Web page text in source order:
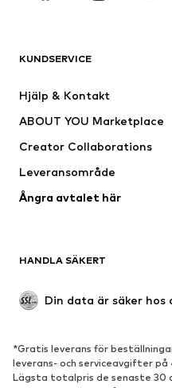
Nytt
Underkläder
Kappor
Badkläder
Upcycling
Sneakers
KUNDSERVICE
Hjälp & Kontakt
ABOUT YOU Marketplace
Creator Collaborations
Leveransområde
Ångra avtalet här
HANDLA SÄKERT
Din data är säker hos
*Gratis leverans för
leverans- och serviceavgifter på
Lägsta totalpris de senaste 30